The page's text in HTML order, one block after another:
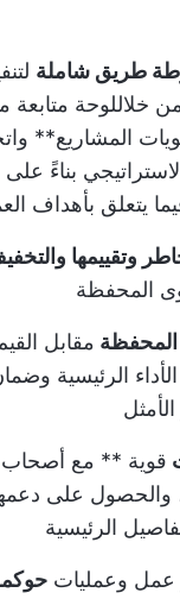
طريق شاملة
خلاللوحة متابعة
المشاريع**
بناءً على
يتعلق بأهداف
وتقييمها
المحفظة
المحفظة مقابل
الرئيسية
قوية ** مع أصحاب
والحصول على
الرئيسية
عمل وعمليات